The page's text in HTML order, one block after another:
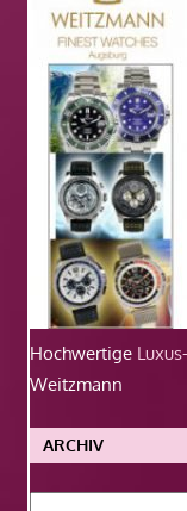
Hochwertige
Weitzmann
ARCHIV